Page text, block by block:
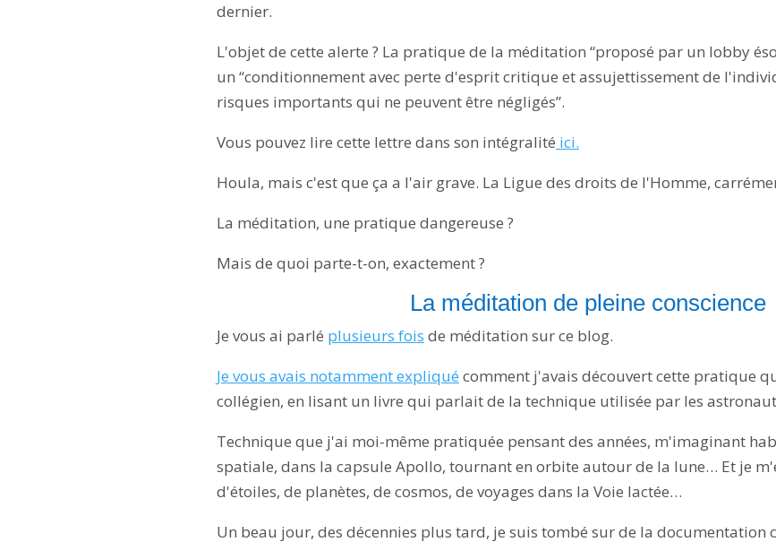
dernier.
L'objet de cette alerte ? La pratique de la méditation “proposé par un lobby
un “conditionnement avec perte d'esprit critique et assujettissement de
risques importants qui ne peuvent être négligés”.
Vous pouvez lire cette lettre dans son intégralité ici.
Houla, mais c'est que ça a l'air grave. La Ligue des droits de l'Homme,
La méditation, une pratique dangereuse ?
Mais de quoi parte-t-on, exactement ?
La méditation de pleine conscience
Je vous ai parlé plusieurs fois de méditation sur ce blog.
Je vous avais notamment expliqué comment j'avais découvert cette pratique
collégien, en lisant un livre qui parlait de la technique utilisée par les
Technique que j'ai moi-même pratiquée pensant des années, m'imaginant
spatiale, dans la capsule Apollo, tournant en orbite autour de la lune… Et je
d'étoiles, de planètes, de cosmos, de voyages dans la Voie lactée…
Un beau jour, des décennies plus tard, je suis tombé sur de la documentation